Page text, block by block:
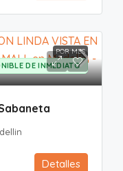
POR MES
DE INMEDIATO
Detalles